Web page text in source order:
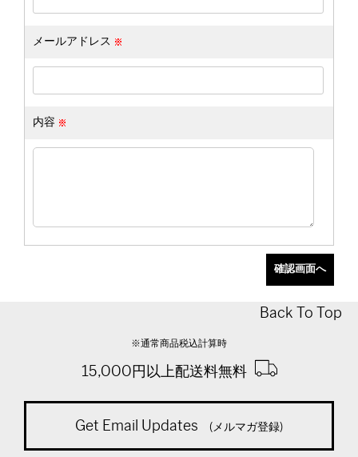
メールアドレス
内容
Back To Top
※通常商品税込計算時
15,000円以上配送料無料
Get Email Updates (メルマガ登録)